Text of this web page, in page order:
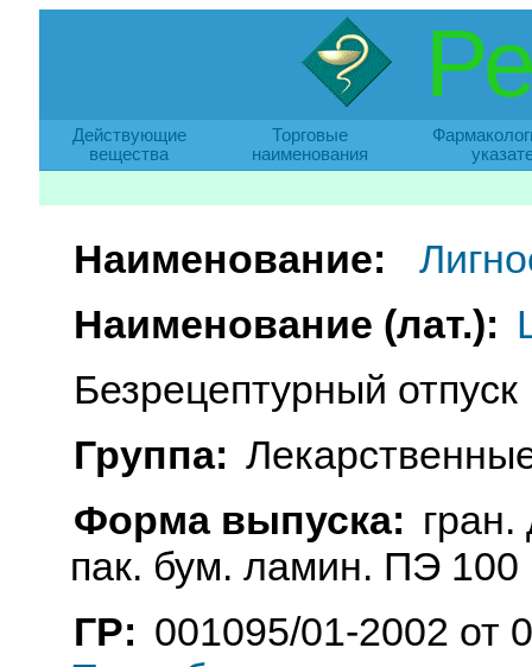
Действующие
вещества
Торговые
наименования
Наименование:
Наименование (лат.):
Безрецептурный отпуск
Группа:
Форма выпуска:
пак. бум. ламин. ПЭ 100
ГР: 001095/01-2002 от